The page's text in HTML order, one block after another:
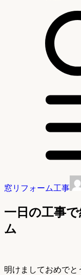
窓リフォーム工事
一日の工事
ム
明けましておめでと